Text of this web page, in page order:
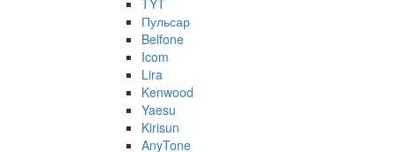
Пульсар
Belfone
Icom
Lira
Kenwood
Yaesu
Kirisun
AnyTone